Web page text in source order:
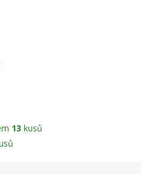
13 kusů